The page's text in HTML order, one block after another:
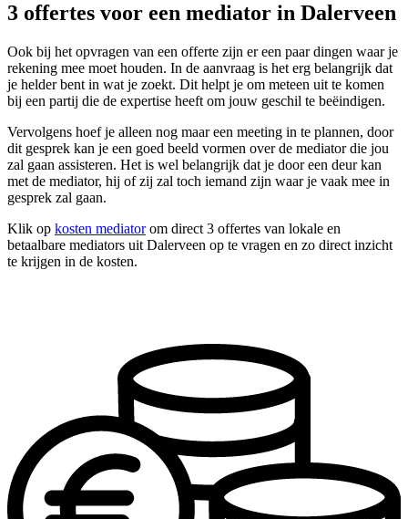
3 offertes voor een mediator in Dalerveen
Ook bij het opvragen van een offerte zijn er een paar dingen waar je
rekening mee moet houden. In de aanvraag is het erg belangrijk dat
je helder bent in wat je zoekt. Dit helpt je om meteen uit te komen
bij een partij die de expertise heeft om jouw geschil te beëindigen.
Vervolgens hoef je alleen nog maar een meeting in te plannen, door
dit gesprek kan je een goed beeld vormen over de mediator die jou
zal gaan assisteren. Het is wel belangrijk dat je door een deur kan
met de mediator, hij of zij zal toch iemand zijn waar je vaak mee in
gesprek zal gaan.
Klik op kosten mediatorom direct 3 offertes van lokale en
betaalbare mediators uit Dalerveen op te vragen en zo direct inzicht
te krijgen in de kosten.